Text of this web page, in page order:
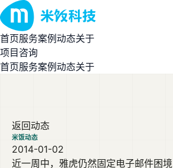
首页服务案例动态关于
项目咨询
首页服务案例动态关于
返回动态
米饭动态
2014-01-02
近一周中，雅虎仍然固定电子邮件困境